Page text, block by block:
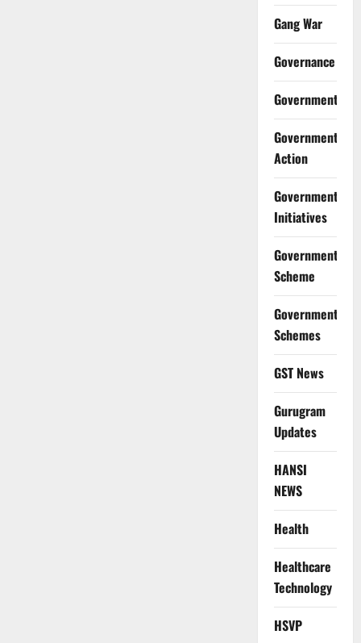
Gang War
Governance
Government
Government
Action
Government
Initiatives
Government
Scheme
Government
Schemes
GST News
Gurugram
Updates
HANSI
NEWS
Health
Healthcare
Technology
HSVP